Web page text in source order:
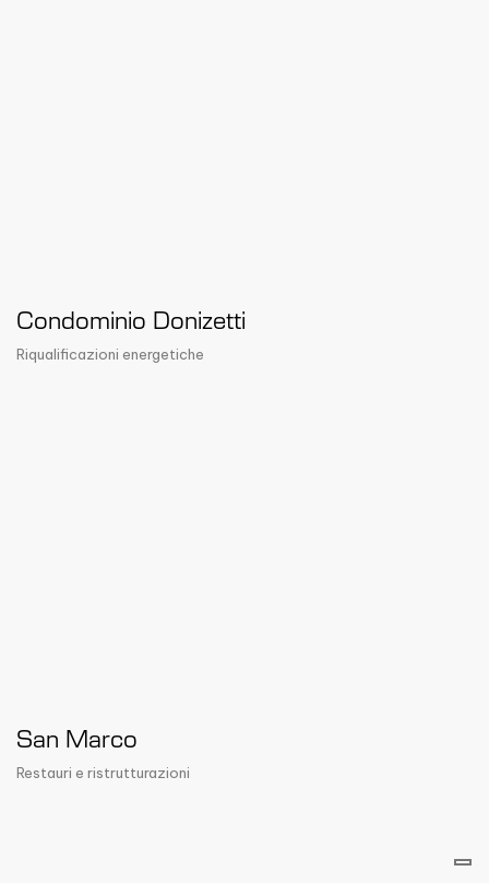
Condominio Donizetti
Riqualificazioni energetiche
San Marco
Restauri e ristrutturazioni